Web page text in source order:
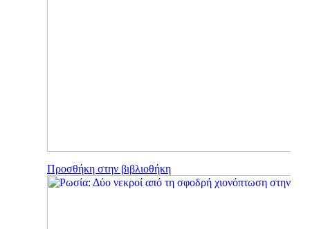
Προσθήκη στην βιβλιοθήκη